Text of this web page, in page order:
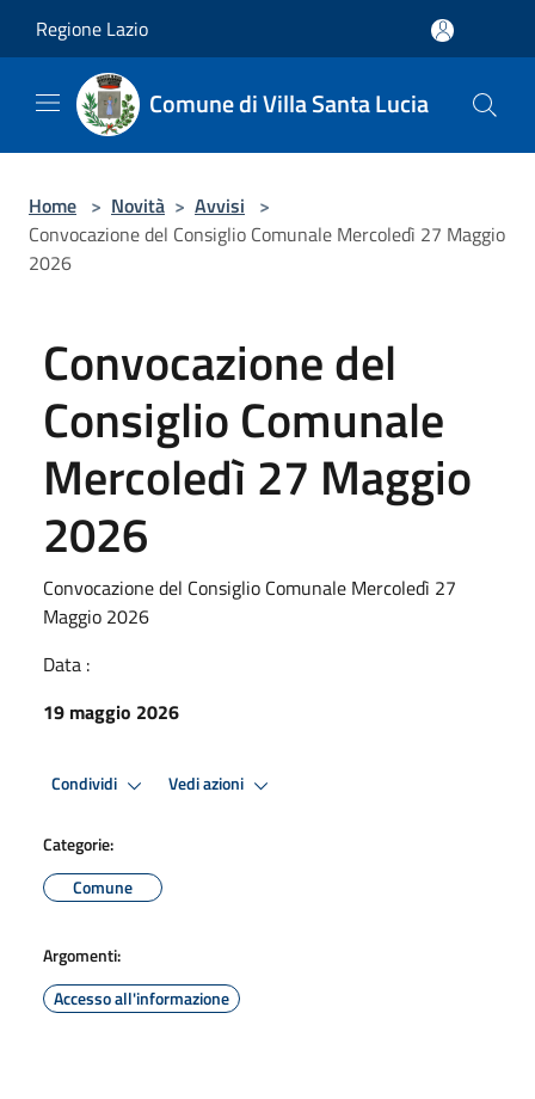
Regione Lazio
Comune di Villa Santa Lucia
Home > Novità > Avvisi >
Convocazione del Consiglio Comunale Mercoledì 27 Maggio
2026
Convocazione del
Consiglio Comunale
Mercoledì 27 Maggio
2026
Convocazione del Consiglio Comunale Mercoledì 27
Maggio 2026
Data :
19 maggio 2026
Condividi Vedi azioni
Categorie:
Comune
Argomenti:
Accesso all'informazione